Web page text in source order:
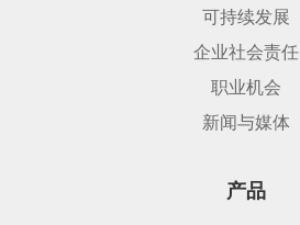
可持续发展
企业社会责任
职业机会
新闻与媒体
产品